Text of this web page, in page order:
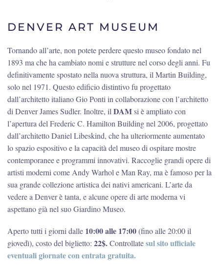
DENVER ART MUSEUM
Tornando all’arte, non potete perdere questo museo fondato nel
1893 ma che ha cambiato nomi e strutture nel corso degli anni. Fu
definitivamente spostato nella nuova struttura, il Martin Building,
solo nel 1971. Questo edificio distintivo fu progettato
dall’architetto italiano Gio Ponti in collaborazione con l’architetto
di Denver James Sudler. Inoltre, il DAMsi è ampliato con
l’apertura del Frederic C. Hamilton Building nel 2006, progettato
dall’architetto Daniel Libeskind, che ha ulteriormente aumentato
lo spazio espositivo e la capacità del museo di ospitare mostre
contemporanee e programmi innovativi. Raccoglie grandi opere di
artisti moderni come Andy Warhol e Man Ray, ma è famoso per la
sua grande collezione artistica dei nativi americani. L’arte da
vedere a Denver è tanta, e alcune opere di arte moderna vi
aspettano già nel suo Giardino Museo.
Aperto tutti i giorni dalle 10:00 alle 17:00(fino alle 20:00 il
giovedì), costo del biglietto: 22$.Controllatesul sito ufficiale
eventuali giornate con entrata gratuita.